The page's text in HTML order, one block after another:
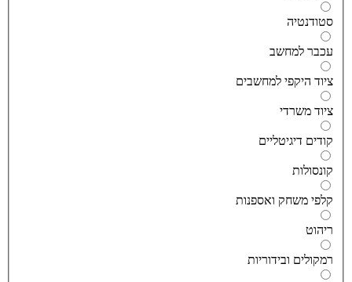
למחשב
היקפי למחשבים
משרדי
דיגיטליים
משחק ואספנות
ובידוריות